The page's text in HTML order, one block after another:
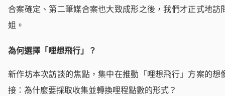
合案確定、第二筆媒合案也大致成形之後，我們才正式地
姐。
為何選擇「哩想飛行」？
新作坊本次訪談的焦點，集中在推動「哩想飛行」方案的
接：為什麼要採取收集並轉換哩程點數的形式？